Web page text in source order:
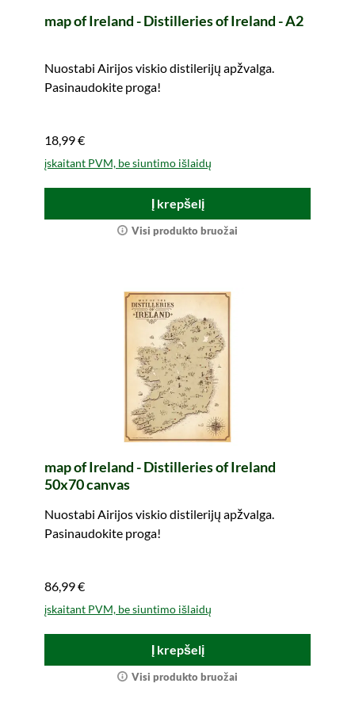
map of Ireland - Distilleries of Ireland - A2
Nuostabi Airijos viskio distilerijų apžvalga.
Pasinaudokite proga!
18,99 €
įskaitant PVM, be siuntimo išlaidų
Į krepšelį
Visi produkto bruožai
map of Ireland - Distilleries of Ireland
50x70 canvas
Nuostabi Airijos viskio distilerijų apžvalga.
Pasinaudokite proga!
86,99 €
įskaitant PVM, be siuntimo išlaidų
Į krepšelį
Visi produkto bruožai